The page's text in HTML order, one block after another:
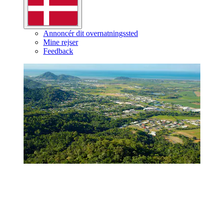
Annoncér dit overnatningssted
Mine rejser
Feedback